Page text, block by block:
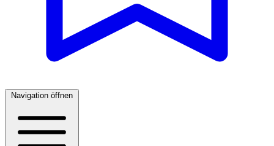
Navigation öffnen